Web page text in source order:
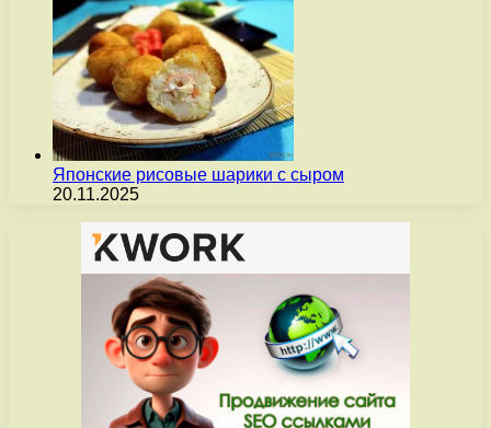
Японские рисовые шарики с сыром
20.11.2025